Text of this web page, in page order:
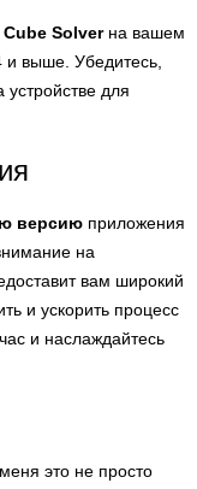
Cube Solverна вашем
и выше. Убедитесь,
устройстве для
версию приложения
на
вам широкий
и ускорить процесс
и наслаждайтесь
это не просто